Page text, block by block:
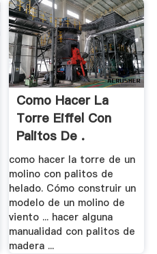
Como Hacer La
Torre Eiffel Con
Palitos De .
como hacer la torre de un
molino con palitos de
helado. Cómo construir un
modelo de un molino de
viento ... hacer alguna
manualidad con palitos de
madera ...